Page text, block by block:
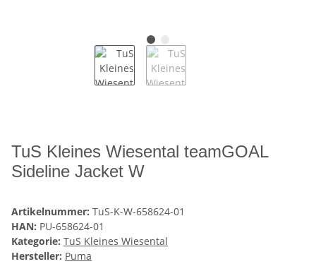
TuS Kleines Wiesental teamGOAL
Sideline Jacket W
Artikelnummer: TuS-K-W-658624-01
HAN: PU-658624-01
Kategorie: TuS Kleines Wiesental
Hersteller: Puma